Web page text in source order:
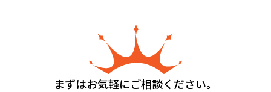
まずはお気軽にご相談ください。